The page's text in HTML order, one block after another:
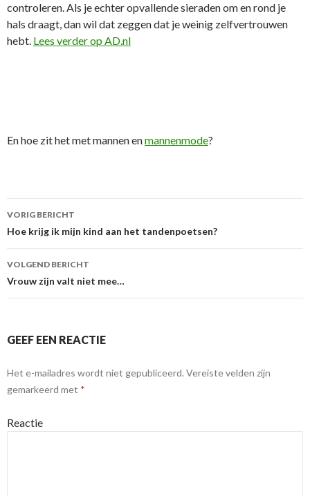
controleren. Als je echter opvallende sieraden om en rond je
hals draagt, dan wil dat zeggen dat je weinig zelfvertrouwen
hebt. Lees verder op AD.nl
En hoe zit het met mannen enmannenmode?
Berichtnavigatie
VORIG BERICHT
Hoe krijg ik mijn kind aan het tandenpoetsen?
VOLGEND BERICHT
Vrouw zijn valt niet mee…
GEEF EEN REACTIE
Het e-mailadres wordt niet gepubliceerd. Vereiste velden zijn
gemarkeerd met *
Reactie